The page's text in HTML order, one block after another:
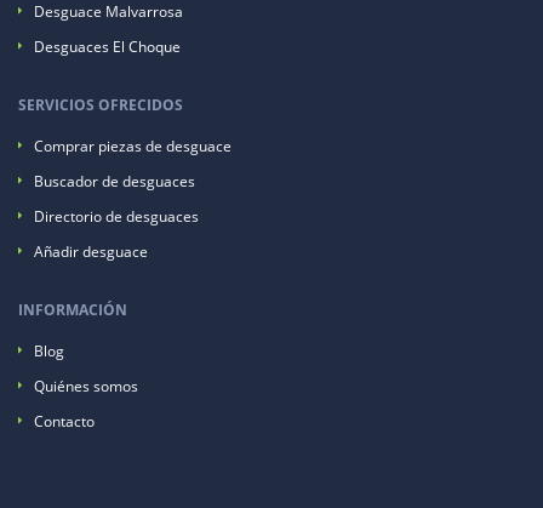
Desguace Malvarrosa
Desguaces El Choque
SERVICIOS OFRECIDOS
Comprar piezas de desguace
Buscador de desguaces
Directorio de desguaces
Añadir desguace
INFORMACIÓN
Blog
Quiénes somos
Contacto